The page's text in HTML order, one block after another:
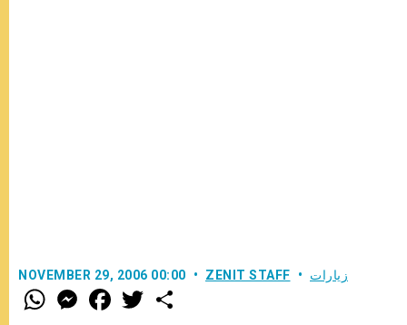
NOVEMBER 29, 2006 00:00 ZENIT STAFF زيارات
W
h
M
e
F
a w